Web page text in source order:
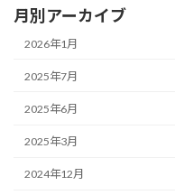
月別アーカイブ
2026年1月
2025年7月
2025年6月
2025年3月
2024年12月